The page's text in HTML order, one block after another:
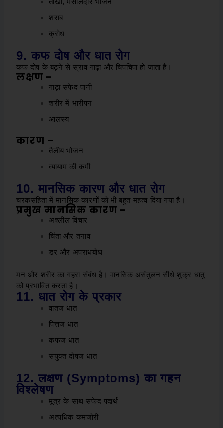
शराब
क्रोध
9. कफ दोष और धात रोग
कफ दोष के बढ़ने से स्राव गाढ़ा और चिपचिपा हो जाता है।
लक्षण –
गाढ़ा सफेद पानी
शरीर में भारीपन
आलस्य
कारण –
तैलीय भोजन
व्यायाम की कमी
10. मानसिक कारण और धात रोग
चरकसंहिता में मानसिक कारणों को भी बहुत महत्व दिया गया है।
प्रमुख मानसिक कारण –
अश्लील विचार
चिंता और तनाव
डर और अपराधबोध
मन और शरीर का गहरा संबंध है। मानसिक असंतुलन सीधे शुक्र धातु
को प्रभावित करता है।
11. धात रोग के प्रकार
वातज धात
पित्तज धात
कफज धात
संयुक्त दोषज धात
12. लक्षण (Symptoms) का गहन
विश्लेषण
मूत्र के साथ सफेद पदार्थ
अत्यधिक कमजोरी